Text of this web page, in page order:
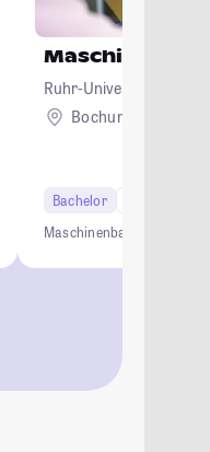
Maschinenbau
Ruhr-Universität Bochum
Bochum
Bachelor
Maschinenbau